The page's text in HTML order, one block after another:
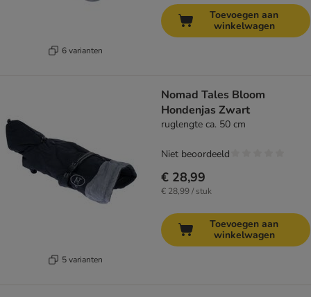
6 varianten
Toevoegen aan
winkelwagen
5 varianten
Nomad Tales Bloom
Hondenjas Zwart
ruglengte ca. 50 cm
€ 28,99
€ 28,99 / stuk
Niet beoordeeld
Toevoegen aan
winkelwagen